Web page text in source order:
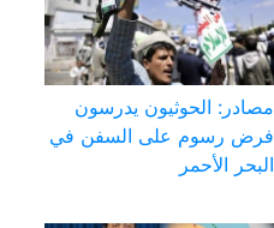
مصادر: الحوثيون يدرسون
فرض رسوم على السفن في
البحر الأحمر